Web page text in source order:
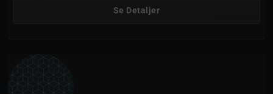
Se Detaljer